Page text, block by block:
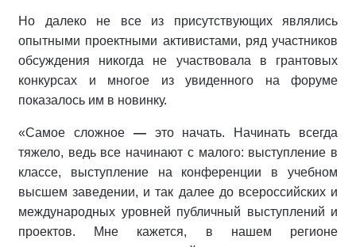
Но далеко не все из присутствующих являлись
опытными проектными активистами, ряд участников
обсуждения никогда не участвовала в грантовых
конкурсах и многое из увиденного на форуме
показалось им в новинку.
«Самое сложное —это начать. Начинать всегда
тяжело, ведь все начинают с малого: выступление в
классе, выступление на конференции в учебном
высшем заведении, и так далее до всероссийских и
международных уровней публичный выступлений и
проектов. Мне кажется, в нашем регионе